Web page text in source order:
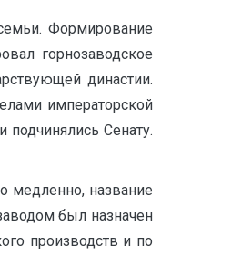
Формирование
горнозаводское
династии.
императорской
Сенату.
медленно, название
был назначен
производств и по